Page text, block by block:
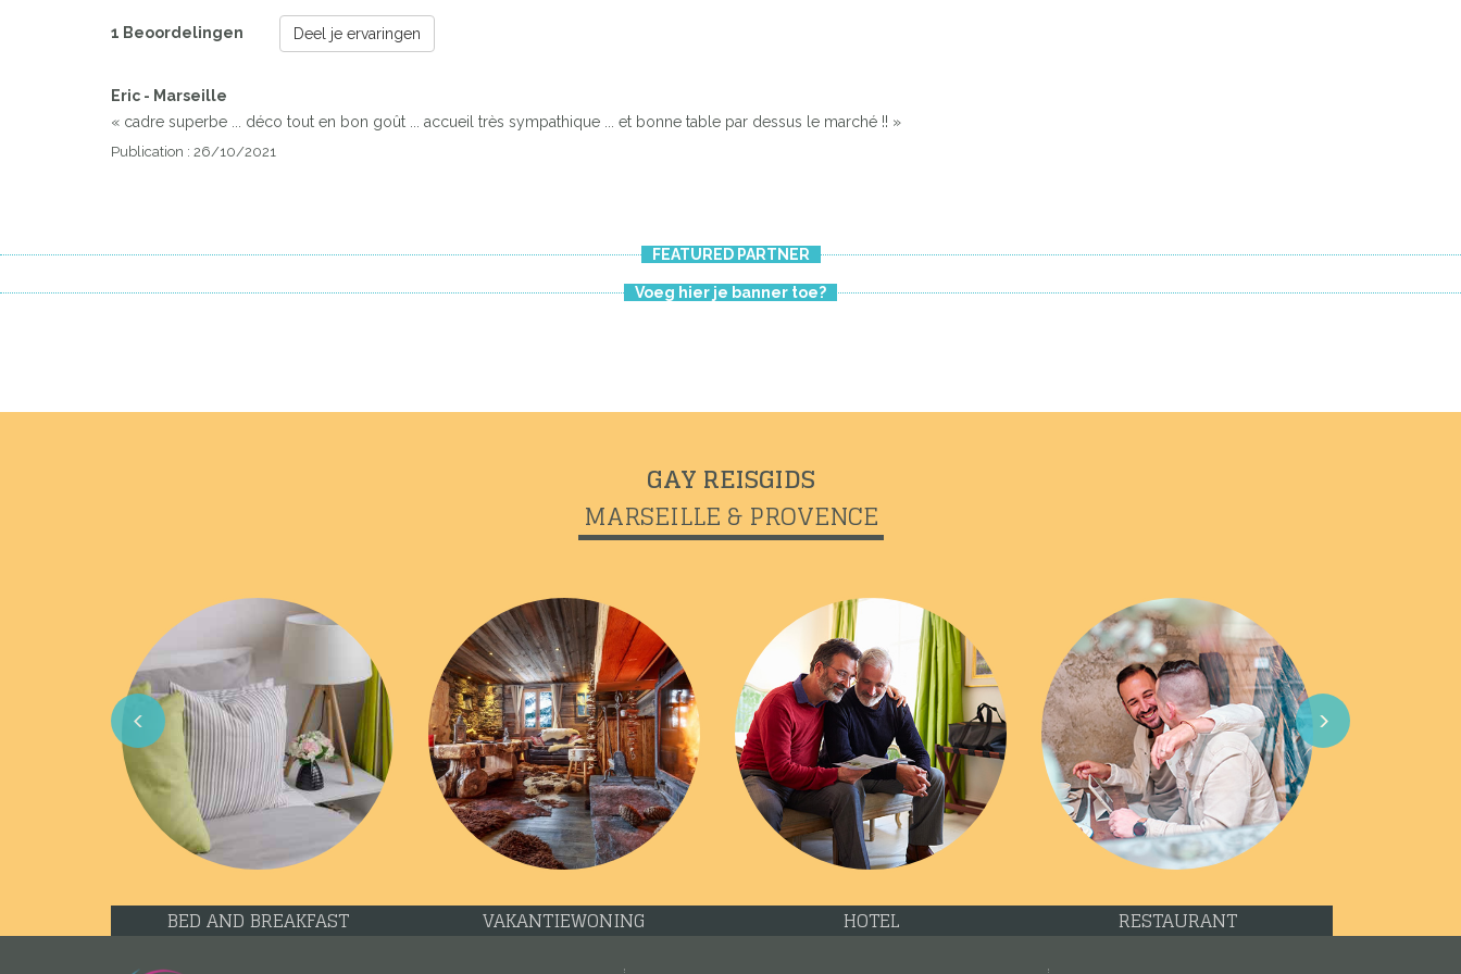
1 Beoordelingen Deel je ervaringen
Eric - Marseille
« cadre superbe ... déco tout en bon goût ... accueil très sympathique ... et bonne table par dessus le marché !! »
Publication : 26/10/2021
FEATURED PARTNER
Voeg hier je banner toe?
GAY REISGIDS
MARSEILLE & PROVENCE
Previous Next
BED AND BREAKFAST VAKANTIEWONING HOTEL RESTAURANT